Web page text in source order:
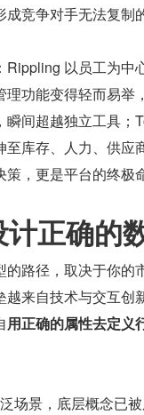
竞争对手无法复制
Rippling 以员工为中
理功能变得轻而易举
瞬间超越独立工具；
至库存、人力、供应
，更是平台的终极
正确的
的路径，取决于你的
越来自技术与交互创
用正确的属性去定义
场景，底层概念已